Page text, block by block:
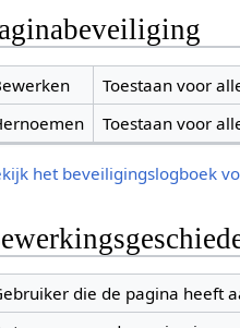
Toestaan voor
Toestaan voor
het beveiligingslogboek
die de pagina heeft